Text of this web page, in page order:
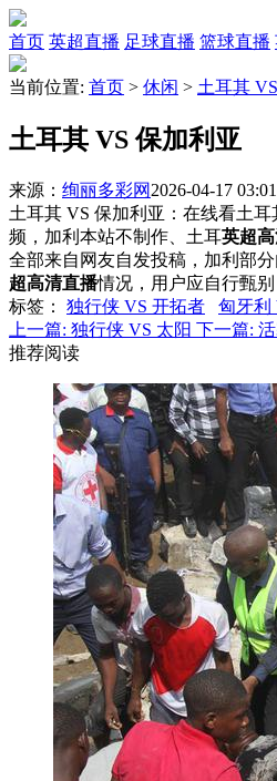
首页 英超直播 足球直播 篮球直播
当前位置: 首页 > 休闲 > 土耳其
土耳其 VS 保加利亚
来源： 绚丽多彩网 2026-04-17
土耳其 VS 保加利亚：在线看土
频，加利本站不制作、土耳英超
全部来自网友自发投稿，加利部
超高清直播情况，用户应自行甄
标签 ： 独行侠 VS 开拓者 匈牙利
上一篇: 独行侠 VS 太阳 下一篇:
推荐阅读